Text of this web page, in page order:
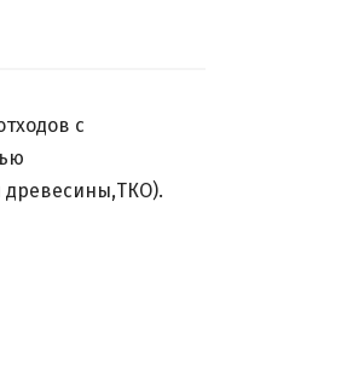
с
древесины,ТКО).